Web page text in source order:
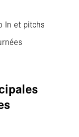
In et pitchs